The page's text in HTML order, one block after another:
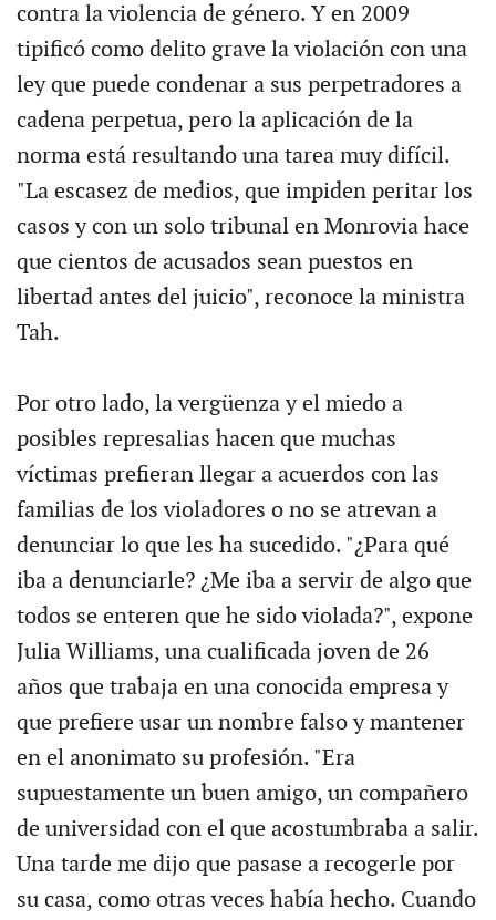
contra la violencia de género. Y en 2009
tipificó como delito grave la violación con una
ley que puede condenar a sus perpetradores a
cadena perpetua, pero la aplicación de la
norma está resultando una tarea muy difícil.
"La escasez de medios, que impiden peritar los
casos y con un solo tribunal en Monrovia hace
que cientos de acusados sean puestos en
libertad antes del juicio", reconoce la ministra
Tah.
Por otro lado, la vergüenza y el miedo a
posibles represalias hacen que muchas
víctimas prefieran llegar a acuerdos con las
familias de los violadores o no se atrevan a
denunciar lo que les ha sucedido. "¿Para qué
iba a denunciarle? ¿Me iba a servir de algo que
todos se enteren que he sido violada?", expone
Julia Williams, una cualificada joven de 26
años que trabaja en una conocida empresa y
que prefiere usar un nombre falso y mantener
en el anonimato su profesión. "Era
supuestamente un buen amigo, un compañero
de universidad con el que acostumbraba a salir.
Una tarde me dijo que pasase a recogerle por
su casa, como otras veces había hecho. Cuando